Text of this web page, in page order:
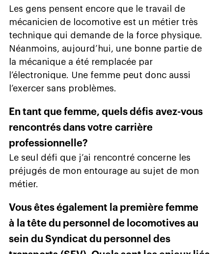
Les gens pensent encore que le travail de
mécanicien de locomotive est un métier très
technique qui demande de la force physique.
Néanmoins, aujourd’hui, une bonne partie de
la mécanique a été remplacée par
l’électronique. Une femme peut donc aussi
l’exercer sans problèmes.
En tant que femme, quels défis avez-vous
rencontrés dans votre carrière
professionnelle?
Le seul défi que j’ai rencontré concerne les
préjugés de mon entourage au sujet de mon
métier.
Vous êtes également la première femme
à la tête du personnel de locomotives au
sein du Syndicat du personnel des